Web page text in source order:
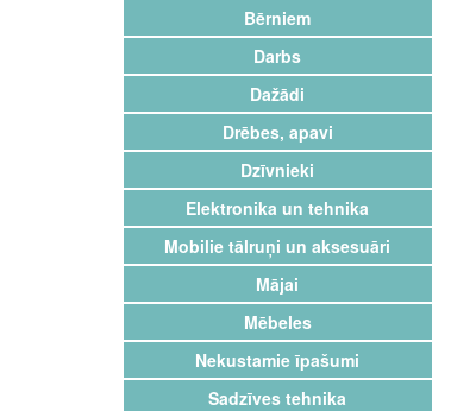
Bērniem
Darbs
Dažādi
Drēbes, apavi
Dzīvnieki
Elektronika un tehnika
Mobilie tālruņi un aksesuāri
Mājai
Mēbeles
Nekustamie īpašumi
Sadzīves tehnika